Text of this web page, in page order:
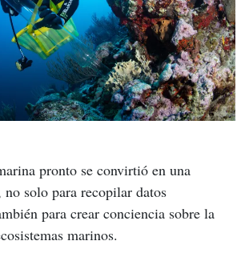
pronto se convirtió en una
no solo para recopilar datos
para crear conciencia sobre la
marinos.